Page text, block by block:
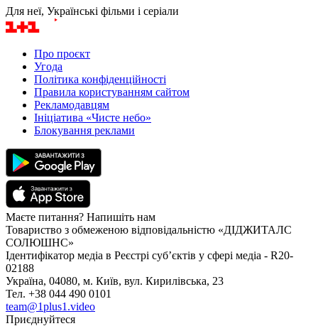
Для неї, Українські фільми і серіали
Про проєкт
Угода
Політика конфіденційності
Правила користуванням сайтом
Рекламодавцям
Ініціатива «Чисте небо»
Блокування реклами
Маєте питання? Напишіть нам
Товариство з обмеженою відповідальністю «ДІДЖИТАЛС
СОЛЮШНС»
Ідентифікатор медіа в Реєстрі суб’єктів у сфері медіа - R20-
02188
Україна, 04080, м. Київ, вул. Кирилівська, 23
Тел. +38 044 490 0101
team@1plus1.video
Приєднуйтеся